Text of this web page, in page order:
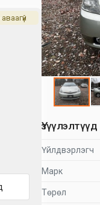
Үзүүлэлтүүд
Үйлдвэрлэгч
Марк
Төрөл